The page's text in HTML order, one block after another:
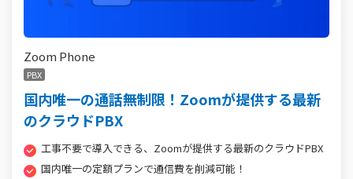
Zoom Phone
PBX
国内唯一の通話無制限！Zoomが提供する最新
のクラウドPBX
工事不要で導入できる、Zoomが提供する最新のクラウドPBX
国内唯一の定額プランで通信費を削減可能！